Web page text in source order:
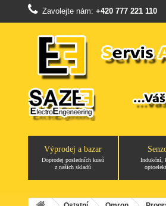
Zavolejte nám: +420 777 221 110
Výprodej a bazar
Doprodej posledních kusů
z našich skladů
Indukční,